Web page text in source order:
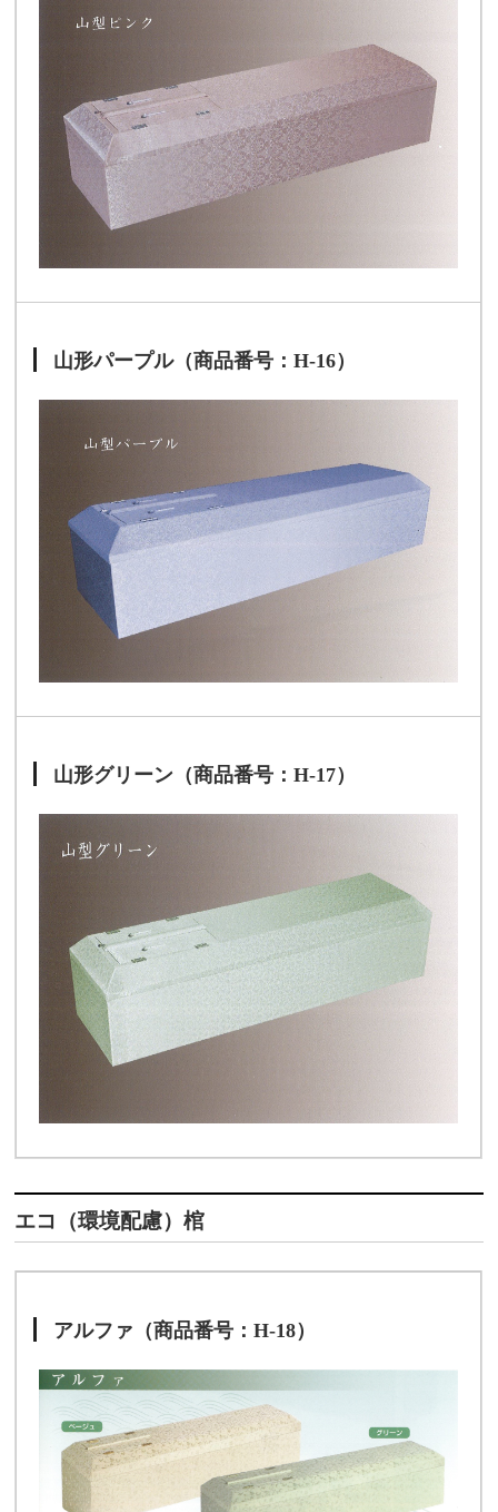
山形パープル（商品番号：H-16）
山形グリーン（商品番号：H-17）
エコ（環境配慮）棺
アルファ（商品番号：H-18）